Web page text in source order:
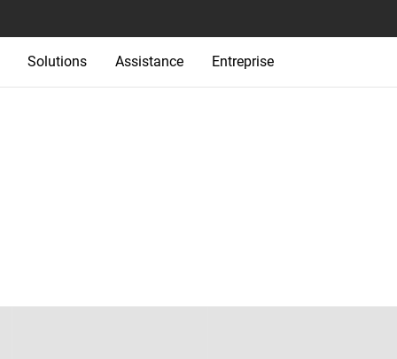
Solutions Assistance Entreprise